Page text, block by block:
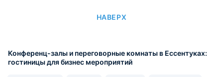
НАВЕРХ
Конференц-залы и переговорные комнаты в Ессентуках:
гостиницы для бизнес мероприятий